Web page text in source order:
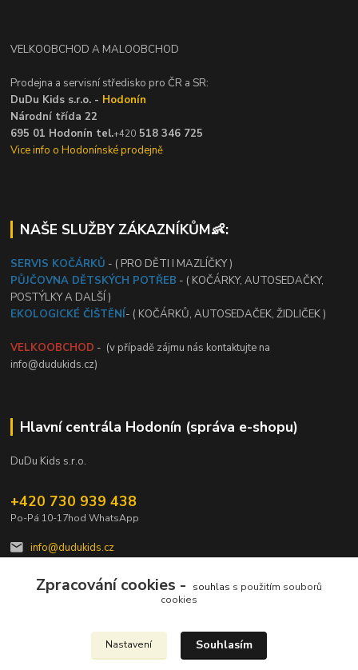
VELKOOBCHOD A MALOOBCHOD
Prodejna a servisní středisko pro ČR a SR:
DuDu Kids s.r.o. - Hodonín
Národní třída 22
695 01 Hodonín tel.+420 518 346 725
Vice info o Hodonínské prodejně
NAŠE SLUŽBY ZÁKAZNÍKŮM👶:
SERVIS KOČÁRKŮ - ( PRO DĚTI I MAZLÍČKY )
PŮJČOVNA DĚTSKÝCH POTŘEB - ( KOČÁRKY, AUTOSEDAČKY,
POSTÝLKY A DALŠÍ )
EKOLOGICKÉ ČIŠTĚNÍ- ( KOČÁRKŮ, AUTOSEDAČEK, ŽIDLIČEK )
VELKOOBCHOD - (v případě zájmu nás kontaktujte na
info@dudukids.cz)
Hlavní centrála Hodonín (správa e-shopu)
DuDu Kids s.r.o.
+420 730 939 438
Po-Pá 10-17hod WhatsApp
info@dudukids.cz
Upravit sběr cookies.
Zpracování cookies - souhlas s použitím souborů
cookies
Nastavení Souhlasím